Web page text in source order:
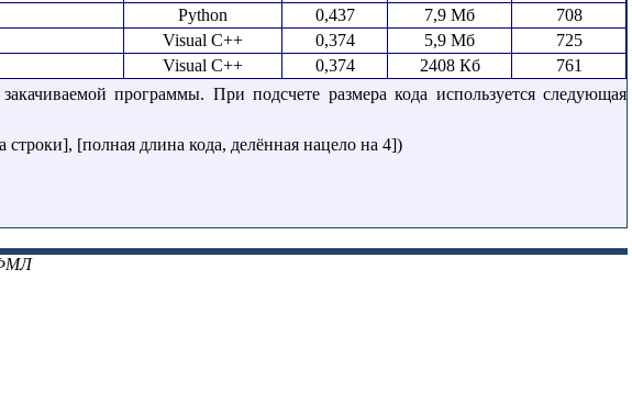
Python 0,437 7,9 Мб
708
Visual C++ 0,374 5,9 Мб
725
Visual C++ 0,374 2408 Кб
761
программы. При подсчете размера кода используется следующая
строки], [полная длина кода, делённая нацело на 4])